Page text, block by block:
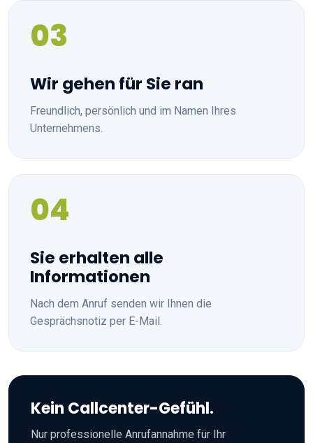
03
Wir gehen für Sie ran
Freundlich, persönlich und im Namen Ihres
Unternehmens.
04
Sie erhalten alle
Informationen
Nach dem Anruf senden wir Ihnen die
Gesprächsnotiz per E-Mail.
Kein Callcenter-Gefühl.
Nur professionelle Anrufannahme für Ihr